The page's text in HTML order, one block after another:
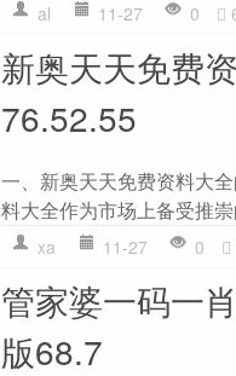
al 11-27 0
新奥天天免费
76.52.55
一、新奥天天免费资料大
料大全作为市场上备受推
xa 11-27 0
管家婆一码一
版68.7